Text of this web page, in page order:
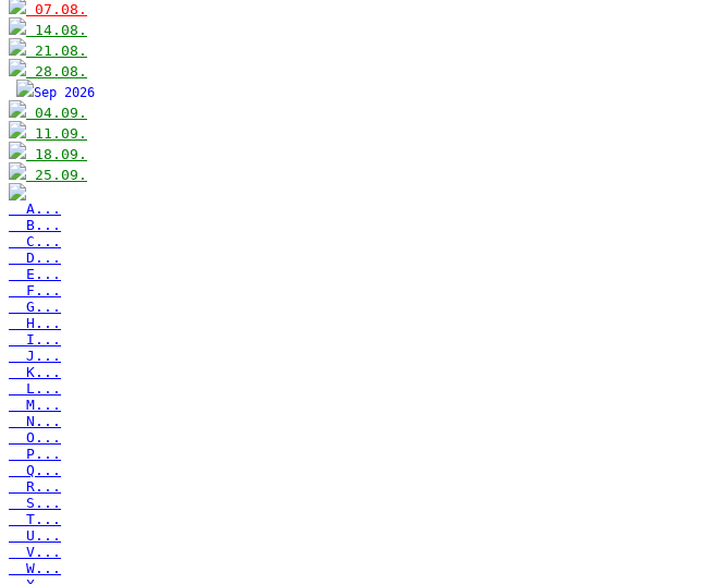
07.08.
14.08.
21.08.
28.08.
Sep 2026
04.09.
11.09.
18.09.
25.09.
A...
B...
C...
D...
E...
F...
G...
H...
I...
J...
K...
L...
M...
N...
O...
P...
Q...
R...
S...
T...
U...
V...
W...